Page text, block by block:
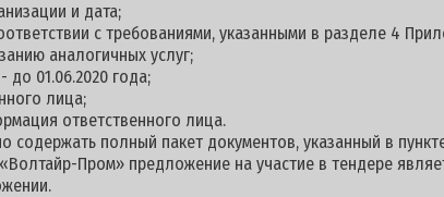
и дата;
с требованиями, указанными в разделе 4
аналогичных услуг;
до 01.06.2020 года;
лица;
ответственного лица.
полный пакет документов, указанный в
Пром» предложение на участие в тендере